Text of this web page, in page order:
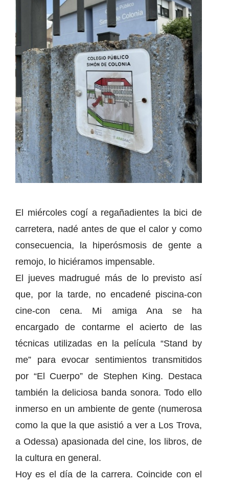
El miércoles cogí a regañadientes la bici de
carretera, nadé antes de que el calor y como
consecuencia, la hiperósmosis de gente a
remojo, lo hiciéramos impensable.
El jueves madrugué más de lo previsto así
que, por la tarde, no encadené piscina-con
cine-con cena. Mi amiga Ana se ha
encargado de contarme el acierto de las
técnicas utilizadas en la película “Stand by
me” para evocar sentimientos transmitidos
por “El Cuerpo” de Stephen King. Destaca
también la deliciosa banda sonora. Todo ello
inmerso en un ambiente de gente (numerosa
como la que la que asistió a ver a Los Trova,
a Odessa) apasionada del cine, los libros, de
la cultura en general.
Hoy es el día de la carrera. Coincide con el